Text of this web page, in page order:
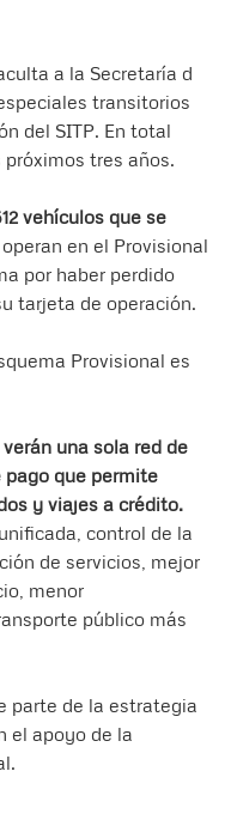
a la Secretaría d
transitorios
del SITP. En total
próximos tres años.
vehículos que se
operan en el Provisional
por haber perdido
tarjeta de operación.
Provisional es
una sola red de
que permite
y viajes a crédito.
control de la
de servicios, mejor
menor
público más
parte de la estrategia
el apoyo de la